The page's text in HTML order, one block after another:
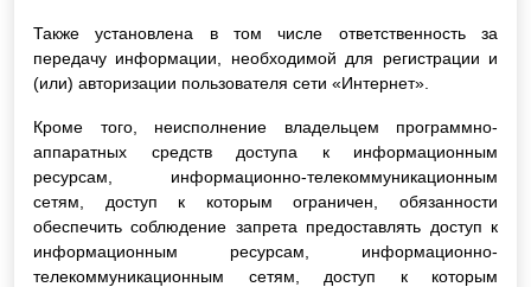
Также установлена в том числе ответственность за
передачу информации, необходимой для регистрации и
(или) авторизации пользователя сети «Интернет».
Кроме того, неисполнение владельцем программно-
аппаратных средств доступа к информационным
ресурсам, информационно-телекоммуникационным
сетям, доступ к которым ограничен, обязанности
обеспечить соблюдение запрета предоставлять доступ к
информационным ресурсам, информационно-
телекоммуникационным сетям, доступ к которым